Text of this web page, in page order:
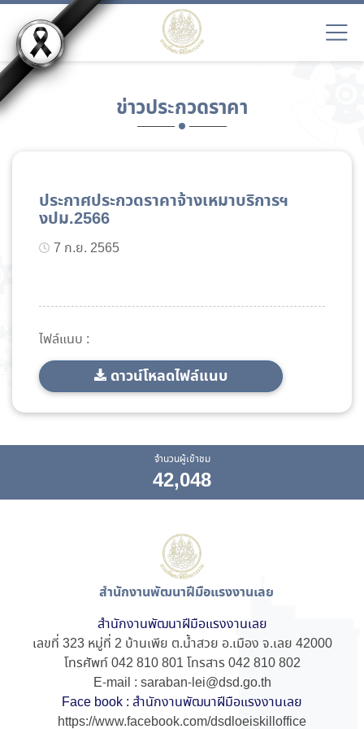
ข่าวประกวดราคา
ประกาศประกวดราคาจ้างเหมาบริการฯ
งปม.2566
7 ก.ย. 2565
ไฟล์แนบ :
ดาวน์โหลดไฟล์แนบ
จำนวนผู้เข้าชม
42,048
สำนักงานพัฒนาฝีมือแรงงานเลย
สำนักงานพัฒนาฝีมือแรงงานเลย
เลขที่ 323 หมู่ที่ 2 บ้านเพีย ต.น้ำสวย อ.เมือง จ.เลย 42000
โทรศัพท์ 042 810 801 โทรสาร 042 810 802
E-mail : saraban-lei@dsd.go.th
Face book : สำนักงานพัฒนาฝีมือแรงงานเลย
https://www.facebook.com/dsdloeiskilloffice